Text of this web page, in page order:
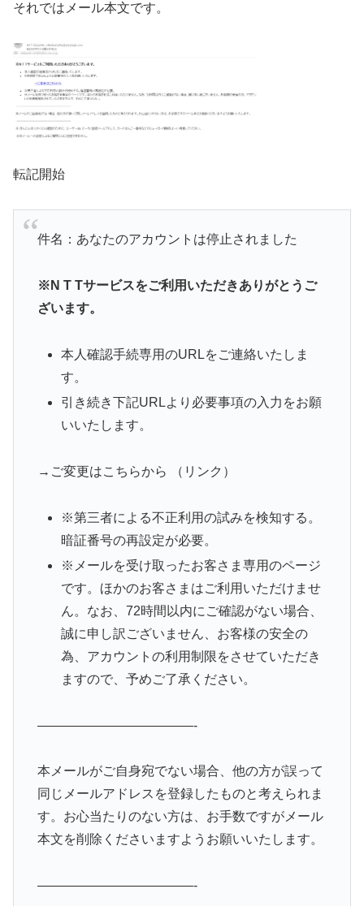
それではメール本文です。
転記開始
件名：あなたのアカウントは停止されました
※N T Tサービスをご利用いただきありがとうご
ざいます。
本人確認手続専用のURLをご連絡いたしま
す。
引き続き下記URLより必要事項の入力をお願
いいたします。
→ご変更はこちらから （リンク）
※第三者による不正利用の試みを検知する。
暗証番号の再設定が必要。
※メールを受け取ったお客さま専用のページ
です。ほかのお客さまはご利用いただけませ
ん。なお、72時間以内にご確認がない場合、
誠に申し訳ございません、お客様の安全の
為、アカウントの利用制限をさせていただき
ますので、予めご了承ください。
————————————-
本メールがご自身宛でない場合、他の方が誤って
同じメールアドレスを登録したものと考えられま
す。お心当たりのない方は、お手数ですがメール
本文を削除くださいますようお願いいたします。
————————————-